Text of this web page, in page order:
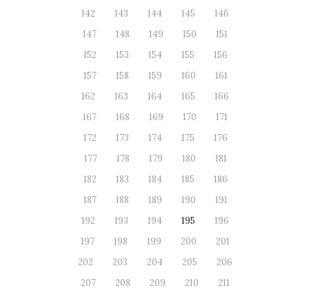
142
143 144 145
146
147
148 149 150
151
152
153 154 155
156
157
158 159 160
161
162
163 164 165
166
167
168 169 170
171
172
173 174 175
176
177
178 179 180
181
182
183 184 185
186
187
188 189 190
191
192
193 194 195
196
197
198 199 200
201
202
203 204 205
206
207
208 209 210
211